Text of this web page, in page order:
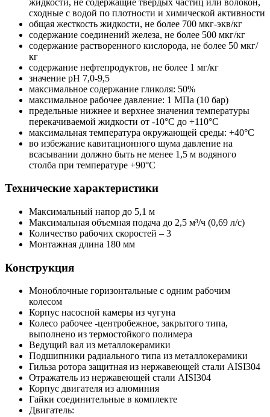
сходные с водой по плотности и химической активности
общая жесткость жидкости, не более 700 мкг-экв/кг
содержание соединений железа, не более 500 мкг/кг
содержание растворенного кислорода, не более 50 мкг/
кг
содержание нефтепродуктов, не более 1 мг/кг
значение рН 7,0-9,5
максимальное содержание гликоля: 50%
максимальное рабочее давление: 1 МПа (10 бар)
предельные нижнее и верхнее значения температуры
перекачиваемой жидкости от -10°С до +110°С
максимальная температура окружающей среды: +40°С
во избежание кавитационного шума давление на
всасывании должно быть не менее 1,5 м водяного
столба при температуре +90°С
Технические характеристики
Максимальный напор до 5,1 м
Максимальная объемная подача до 2,5 м³/ч (0,69 л/с)
Количество рабочих скоростей – 3
Монтажная длина 180 мм
Конструкция
Моноблочные горизонтальные с одним рабочим
колесом
Корпус насосной камеры из чугуна
Колесо рабочее -центробежное, закрытого типа,
выполнено из термостойкого полимера
Ведущий вал из металлокерамики
Подшипники радиального типа из металлокерамики
Гильза ротора защитная из нержавеющей стали AISI304
Отражатель из нержавеющей стали AISI304
Корпус двигателя из алюминия
Гайки соединительные в комплекте
Двигатель: